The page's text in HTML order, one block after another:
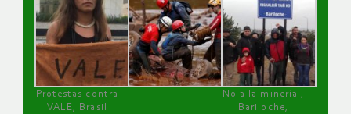
Protestas contra
VALE, Brasil
No a la minería ,
Bariloche,